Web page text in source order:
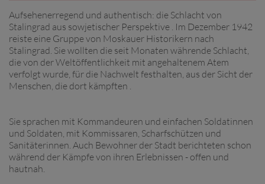
Aufsehenerregend und authentisch: die Schlacht von
Stalingrad aus sowjetischer Perspektive . Im Dezember 1942
reiste eine Gruppe von Moskauer Historikern nach
Stalingrad. Sie wollten die seit Monaten währende Schlacht,
die von der Weltöffentlichkeit mit angehaltenem Atem
verfolgt wurde, für die Nachwelt festhalten, aus der Sicht der
Menschen, die dort kämpften .
Sie sprachen mit Kommandeuren und einfachen Soldatinnen
und Soldaten, mit Kommissaren, Scharfschützen und
Sanitäterinnen. Auch Bewohner der Stadt berichteten schon
während der Kämpfe von ihren Erlebnissen - offen und
hautnah.